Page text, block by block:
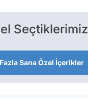
Seçtiklerimiz
Sana Özel İçerikler